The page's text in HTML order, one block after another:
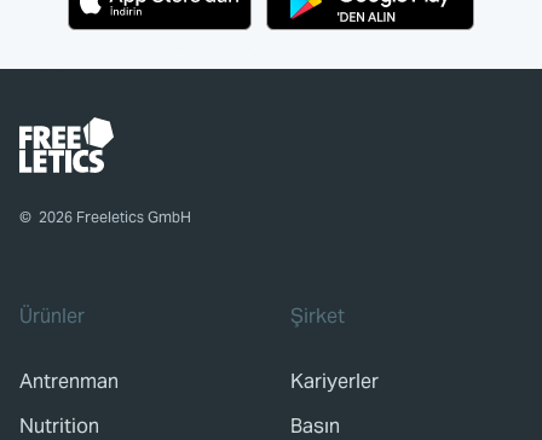
© 2026 Freeletics GmbH
Ürünler
Antrenman
Nutrition
Şirket
Kariyerler
Basın